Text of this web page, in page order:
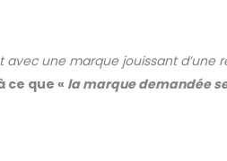
avec une marque jouissant
que « la marque demandée